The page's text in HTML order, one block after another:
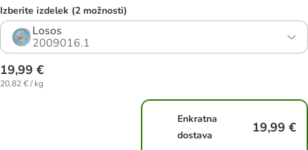
Izberite izdelek (2 možnosti)
Losos
2009016.1
19,99 €
20,82 € / kg
Enkratna
dostava
19,99 €